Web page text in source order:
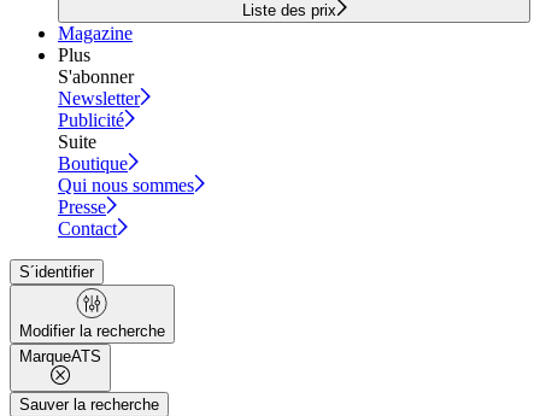
Liste des prix
Magazine
Plus
S'abonner
Newsletter
Publicité
Suite
Boutique
Qui nous sommes
Presse
Contact
S´identifier
Modifier la recherche
MarqueATS
Sauver la recherche